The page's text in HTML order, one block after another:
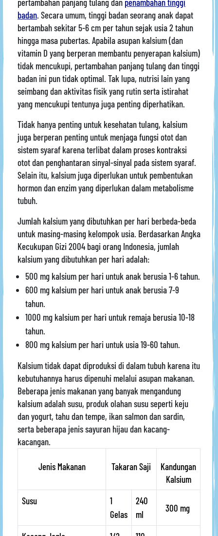
badan. Secara umum, tinggi badan seorang anak dapat
bertambah sekitar 5-6 cm per tahun sejak usia 2 tahun
hingga masa pubertas. Apabila asupan kalsium (dan
vitamin D yang berperan membantu penyerapan kalsium)
tidak mencukupi, pertambahan panjang tulang dan tinggi
badan ini pun tidak optimal. Tak lupa, nutrisi lain yang
seimbang dan aktivitas fisik yang rutin serta istirahat
yang mencukupi tentunya juga penting diperhatikan.
Tidak hanya penting untuk kesehatan tulang, kalsium
juga berperan penting untuk menjaga fungsi otot dan
sistem syaraf karena terlibat dalam proses kontraksi
otot dan penghantaran sinyal-sinyal pada sistem syaraf.
Selain itu, kalsium juga diperlukan untuk pembentukan
hormon dan enzim yang diperlukan dalam metabolisme
tubuh.
Jumlah kalsium yang dibutuhkan per hari berbeda-beda
untuk masing-masing kelompok usia. Berdasarkan Angka
Kecukupan Gizi 2004 bagi orang Indonesia, jumlah
kalsium yang dibutuhkan per hari adalah:
500 mg kalsium per hari untuk anak berusia 1-6 tahun.
600 mg kalsium per hari untuk anak berusia 7-9
tahun.
1000 mg kalsium per hari untuk remaja berusia 10-18
tahun.
800 mg kalsium per hari untuk usia 19-60 tahun.
Kalsium tidak dapat diproduksi di dalam tubuh karena itu
kebutuhannya harus dipenuhi melalui asupan makanan.
Beberapa jenis makanan yang banyak mengandung
kalsium adalah susu, produk olahan susu seperti keju
dan yogurt, tahu dan tempe, ikan salmon dan sardin,
serta beberapa jenis sayuran hijau dan kacang-
kacangan.
Jenis Makanan Takaran Saji
Kandungan
Kalsium
Susu
1
Gelas
240
ml
300 mg